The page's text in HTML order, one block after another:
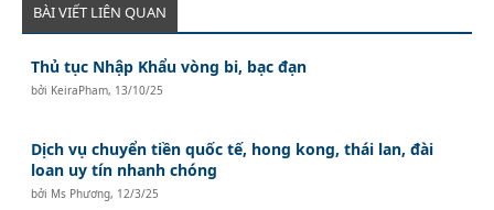
BÀI VIẾT LIÊN QUAN
Thủ tục Nhập Khẩu vòng bi, bạc đạn
bởi KeiraPham, 13/10/25
Dịch vụ chuyển tiền quốc tế, hong kong, thái lan, đài
loan uy tín nhanh chóng
bởi Ms Phương, 12/3/25